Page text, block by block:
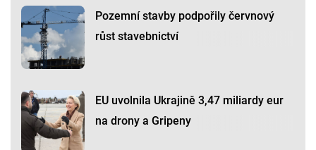
Pozemní stavby podpořily červnový
růst stavebnictví
EU uvolnila Ukrajině 3,47 miliardy eur
na drony a Gripeny